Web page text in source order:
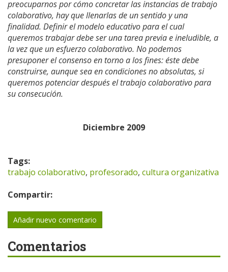
preocuparnos por cómo concretar las instancias de trabajo
colaborativo, hay que llenarlas de un sentido y una
finalidad. Definir el modelo educativo para el cual
queremos trabajar debe ser una tarea previa e ineludible, a
la vez que un esfuerzo colaborativo. No podemos
presuponer el consenso en torno a los fines: éste debe
construirse, aunque sea en condiciones no absolutas, si
queremos potenciar después el trabajo colaborativo para
su consecución.
Diciembre 2009
Tags:
trabajo colaborativo, profesorado, cultura organizativa
Compartir:
Añadir nuevo comentario
Comentarios